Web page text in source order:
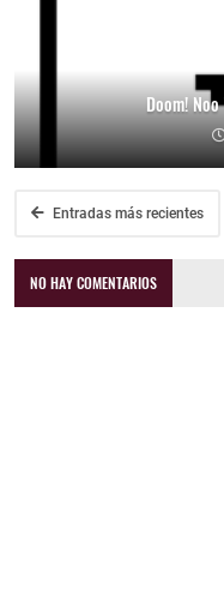
Doom!
Entradas más recientes
NO HAY COMENTARIOS